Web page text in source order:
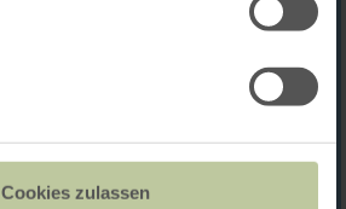
Cookies zulassen